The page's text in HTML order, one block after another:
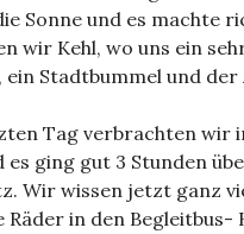
Sonne und es machte
wir Kehl, wo uns ein
ein Stadtbummel und
Tag verbrachten wir
es ging gut 3 Stunden
Wir wissen jetzt ganz
Räder in den